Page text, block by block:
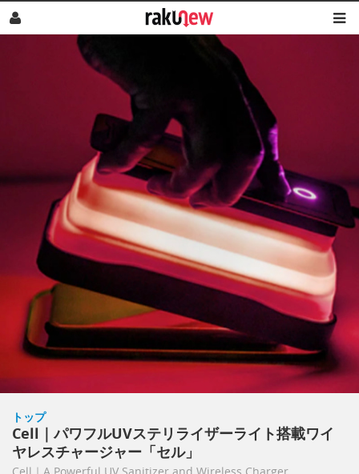
トップ
Cell｜パワフルUVステリライザーライト搭載ワイ
ヤレスチャージャー「セル」